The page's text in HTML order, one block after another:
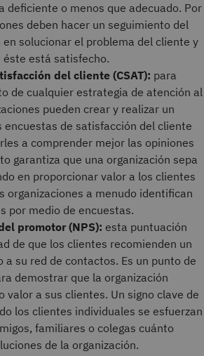
deficiente o menos que adecuado. Por
deben hacer un seguimiento del
solucionar el problema del cliente y
éste está satisfecho.
del cliente (CSAT): para
de cualquier estrategia de atención al
pueden crear y realizar un
encuestas de satisfacción del cliente
a comprender mejor las opiniones
garantiza que una organización sepa
en proporcionar valor a los clientes
organizaciones a menudo identifican
por medio de encuestas.
promotor (NPS): esta puntuación
de que los clientes recomienden un
a su red de contactos. Es un punto de
demostrar que la organización
valor a sus clientes. Un signo clave de
los clientes individuales se esfuerzan
familiares o colegas cuánto
de la organización.